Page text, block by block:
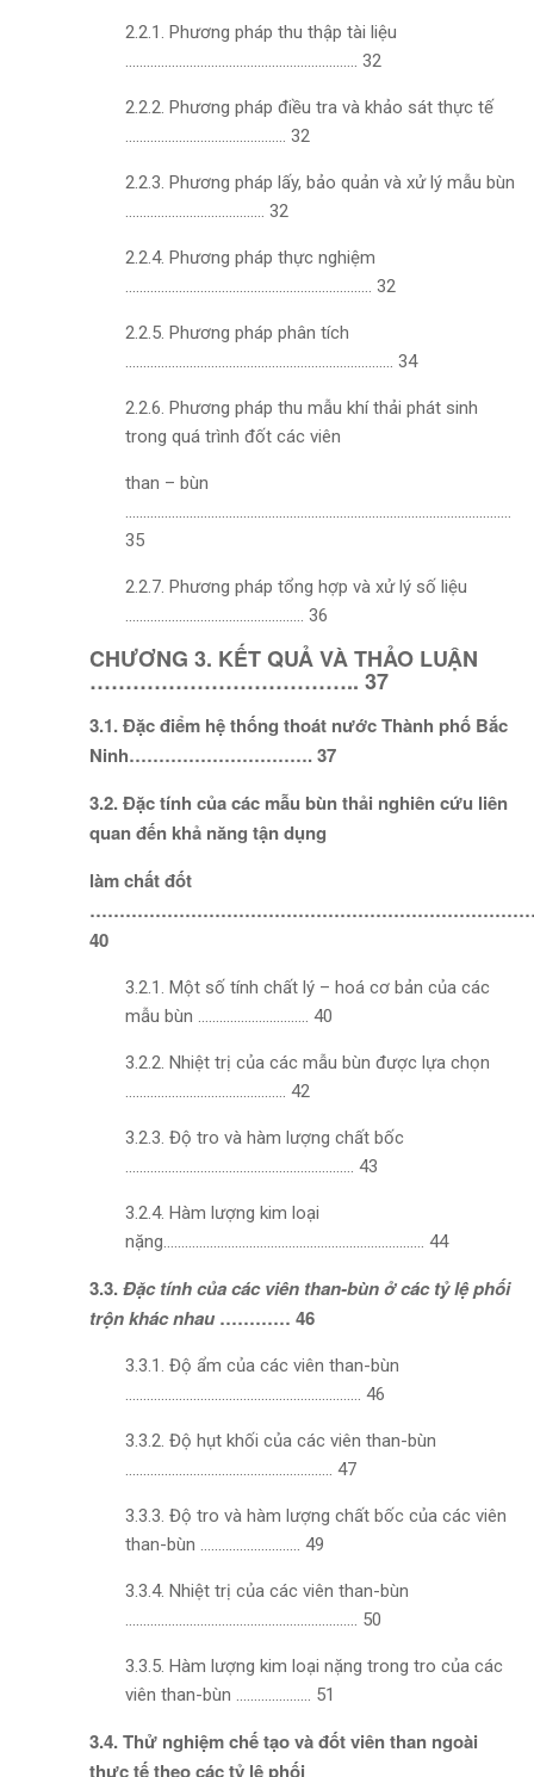
2.2.1. Phương pháp thu thập tài liệu
……………………………………………………….. 32
2.2.2. Phương pháp điều tra và khảo sát thực tế
……………………………………… 32
2.2.3. Phương pháp lấy, bảo quản và xử lý mẫu bùn
………………………………… 32
2.2.4. Phương pháp thực nghiệm
…………………………………………………………… 32
2.2.5. Phương pháp phân tích
………………………………………………………………… 34
2.2.6. Phương pháp thu mẫu khí thải phát sinh
trong quá trình đốt các viên
than – bùn
………………………………………………………………………………………………
35
2.2.7. Phương pháp tổng hợp và xử lý số liệu
………………………………………….. 36
CHƯƠNG 3. KẾT QUẢ VÀ THẢO LUẬN
……………………………….. 37
3.1. Đặc điểm hệ thống thoát nước Thành phố Bắc
Ninh…………………………. 37
3.2. Đặc tính của các mẫu bùn thải nghiên cứu liên
quan đến khả năng tận dụng
làm chất đốt
40
3.2.1. Một số tính chất lý – hoá cơ bản của các
mẫu bùn …………………………. 40
3.2.2. Nhiệt trị của các mẫu bùn được lựa chọn
……………………………………… 42
3.2.3. Độ tro và hàm lượng chất bốc
………………………………………………………. 43
3.2.4. Hàm lượng kim loại
nặng………………………………………………………………. 44
3.3.Đặc tính của các viên than-bùn ở các tỷ lệ phối
trộn khác nhau ………… 46
3.3.1. Độ ẩm của các viên than-bùn
………………………………………………………… 46
3.3.2. Độ hụt khối của các viên than-bùn
…………………………………………………. 47
3.3.3. Độ tro và hàm lượng chất bốc của các viên
than-bùn ………………………. 49
3.3.4. Nhiệt trị của các viên than-bùn
……………………………………………………….. 50
3.3.5. Hàm lượng kim loại nặng trong tro của các
viên than-bùn ………………… 51
3.4. Thử nghiệm chế tạo và đốt viên than ngoài
thực tế theo các tỷ lệ phối